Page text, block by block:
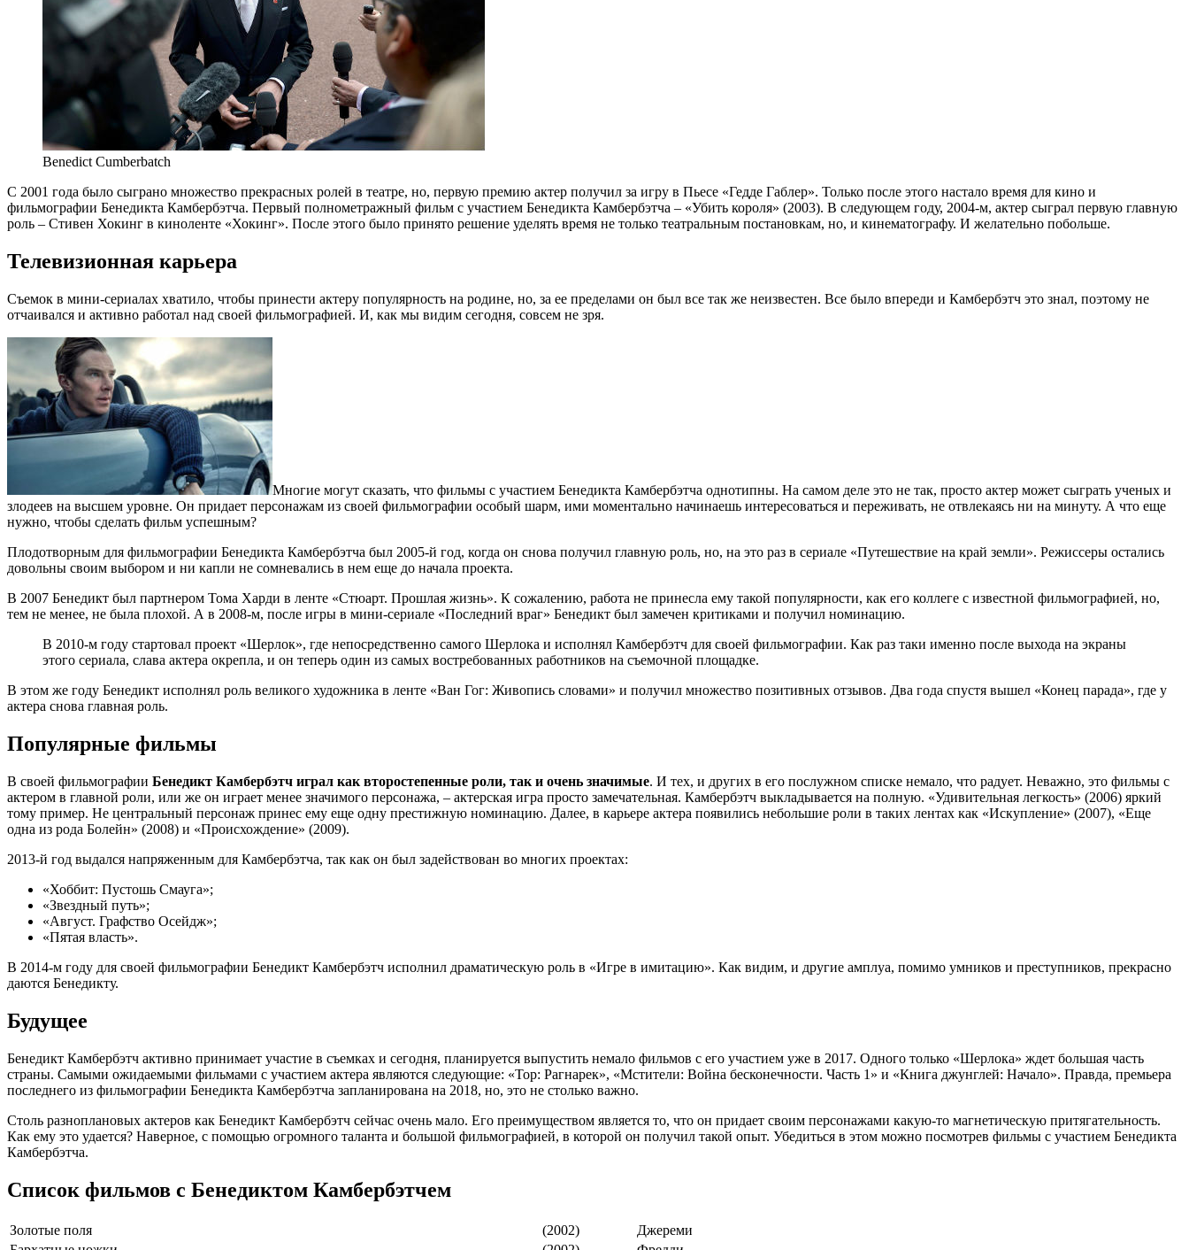
Benedict Cumberbatch
С 2001 года было сыграно множество прекрасных ролей в театре, но, первую премию актер получил за игру в Пьесе «Гедде Габлер». Только после этого настало время для кино и
фильмографии Бенедикта Камбербэтча. Первый полнометражный фильм с участием Бенедикта Камбербэтча – «Убить короля» (2003). В следующем году, 2004-м, актер сыграл первую главную
роль – Стивен Хокинг в киноленте «Хокинг». После этого было принято решение уделять время не только театральным постановкам, но, и кинематографу. И желательно побольше.
Телевизионная карьера
Съемок в мини-сериалах хватило, чтобы принести актеру популярность на родине, но, за ее пределами он был все так же неизвестен. Все было впереди и Камбербэтч это знал, поэтому не
отчаивался и активно работал над своей фильмографией. И, как мы видим сегодня, совсем не зря.
Многие могут сказать, что фильмы с участием Бенедикта Камбербэтча однотипны. На самом деле это не так, просто актер может сыграть ученых и
злодеев на высшем уровне. Он придает персонажам из своей фильмографии особый шарм, ими моментально начинаешь интересоваться и переживать, не отвлекаясь ни на минуту. А что еще
нужно, чтобы сделать фильм успешным?
Плодотворным для фильмографии Бенедикта Камбербэтча был 2005-й год, когда он снова получил главную роль, но, на это раз в сериале «Путешествие на край земли». Режиссеры остались
довольны своим выбором и ни капли не сомневались в нем еще до начала проекта.
В 2007 Бенедикт был партнером Тома Харди в ленте «Стюарт. Прошлая жизнь». К сожалению, работа не принесла ему такой популярности, как его коллеге с известной фильмографией, но,
тем не менее, не была плохой. А в 2008-м, после игры в мини-сериале «Последний враг» Бенедикт был замечен критиками и получил номинацию.
В 2010-м году стартовал проект «Шерлок», где непосредственно самого Шерлока и исполнял Камбербэтч для своей фильмографии. Как раз таки именно после выхода на экраны
этого сериала, слава актера окрепла, и он теперь один из самых востребованных работников на съемочной площадке.
В этом же году Бенедикт исполнял роль великого художника в ленте «Ван Гог: Живопись словами» и получил множество позитивных отзывов. Два года спустя вышел «Конец парада», где у
актера снова главная роль.
Популярные фильмы
В своей фильмографии Бенедикт Камбербэтч играл как второстепенные роли, так и очень значимые. И тех, и других в его послужном списке немало, что радует. Неважно, это фильмы с
актером в главной роли, или же он играет менее значимого персонажа, – актерская игра просто замечательная. Камбербэтч выкладывается на полную. «Удивительная легкость» (2006) яркий
тому пример. Не центральный персонаж принес ему еще одну престижную номинацию. Далее, в карьере актера появились небольшие роли в таких лентах как «Искупление» (2007), «Еще
одна из рода Болейн» (2008) и «Происхождение» (2009).
2013-й год выдался напряженным для Камбербэтча, так как он был задействован во многих проектах:
«Хоббит: Пустошь Смауга»;
«Звездный путь»;
«Август. Графство Осейдж»;
«Пятая власть».
В 2014-м году для своей фильмографии Бенедикт Камбербэтч исполнил драматическую роль в «Игре в имитацию». Как видим, и другие амплуа, помимо умников и преступников, прекрасно
даются Бенедикту.
Будущее
Бенедикт Камбербэтч активно принимает участие в съемках и сегодня, планируется выпустить немало фильмов с его участием уже в 2017. Одного только «Шерлока» ждет большая часть
страны. Самыми ожидаемыми фильмами с участием актера являются следующие: «Тор: Рагнарек», «Мстители: Война бесконечности. Часть 1» и «Книга джунглей: Начало». Правда, премьера
последнего из фильмографии Бенедикта Камбербэтча запланирована на 2018, но, это не столько важно.
Столь разноплановых актеров как Бенедикт Камбербэтч сейчас очень мало. Его преимуществом является то, что он придает своим персонажами какую-то магнетическую притягательность.
Как ему это удается? Наверное, с помощью огромного таланта и большой фильмографией, в которой он получил такой опыт. Убедиться в этом можно посмотрев фильмы с участием Бенедикта
Камбербэтча.
Список фильмов с Бенедиктом Камбербэтчем
Золотые поля (2002)
Джереми